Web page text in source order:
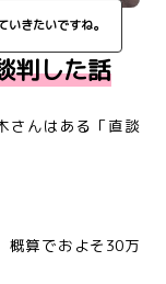
きたいですね。
判した話
さんはある「直談
概算でおよそ30万